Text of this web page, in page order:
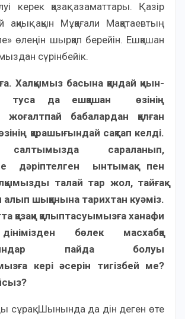
керек қазақ азаматтары. Қазір
ақиық ақын Мұқағали Мақатаевтың
өлеңін шырқап берейін. Ешқашан
сүрінбейік.
Халқымыз басына қандай қиын-
туса да ешқашан өзінің
жоғалтпай бабалардан қалған
қарашығындай сақтап келді.
сараланып,
дәріптелген ынтымақ пен
талай тар жол, тайғақ
шыққанына тарихтан куәміз.
қазақи қалыптасуымызға ханафи
бөлек масхабқа
пайда болуы
кері әсерін тигізбей ме?
сұрақ. Шынында да дін деген өте